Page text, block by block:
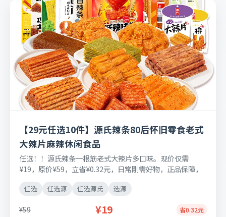
【29元任选10件】源氏辣条80后怀旧零食老式
大辣片麻辣休闲食品
任选！！源氏辣条一根筋老式大辣片多口味。现价仅需
¥19，原价¥59，立省¥0.32元，日常刚需好物，正品保障，
任选 任选源 任选源氏 选源
¥59 ¥19 省0.32元